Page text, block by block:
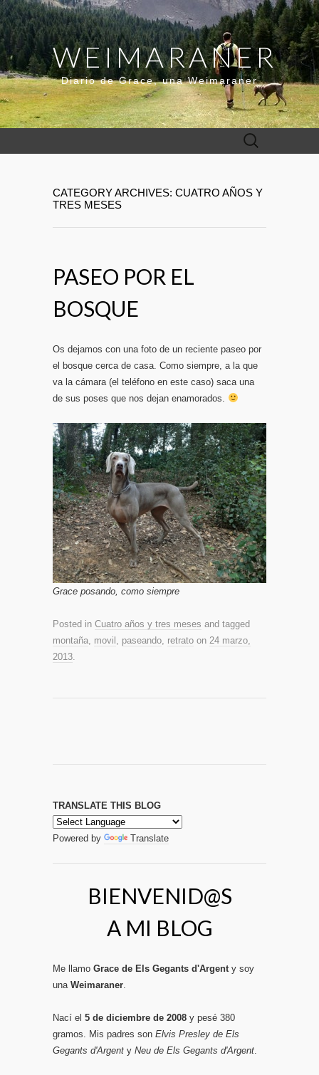
WEIMARANER
Diario de Grace, una Weimaraner
Buscar:
CATEGORY ARCHIVES: CUATRO AÑOS Y
TRES MESES
PASEO POR EL
BOSQUE
Os dejamos con una foto de un reciente paseo por
el bosque cerca de casa. Como siempre, a la que
va la cámara (el teléfono en este caso) saca una
de sus poses que nos dejan enamorados.
Grace posando, como siempre
Posted in Cuatro años y tres meses and tagged
montaña movil paseando retrato on 24 marzo,
2013
TRANSLATE THIS BLOG
Powered by Translate
BIENVENID@S
A MI BLOG
Me llamo Grace de Els Gegants d'Argent y soy
una Weimaraner
Nací el 5 de diciembre de 2008 y pesé 380
gramos. Mis padres son Elvis Presley de Els
Gegants d'Argent y Neu de Els Gegants d'Argent